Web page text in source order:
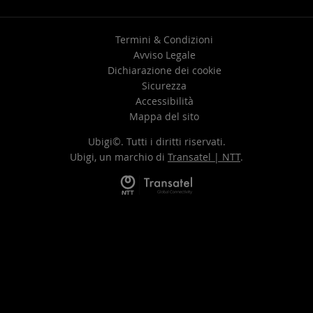
Termini & Condizioni
Avviso Legale
Dichiarazione dei cookie
Sicurezza
Accessibilità
Mappa del sito
Ubigi©. Tutti i diritti riservati.
Ubigi, un marchio di Transatel | NTT.